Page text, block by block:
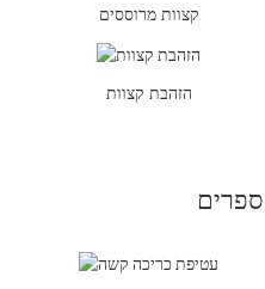
קצוות מרוססים
הזהבת קצוות